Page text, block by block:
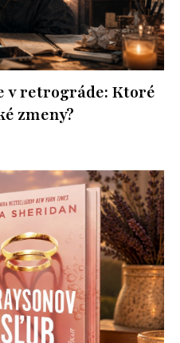
v retrográde: Ktoré
zmeny?